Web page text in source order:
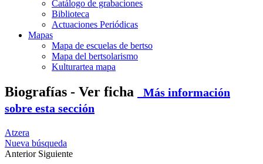
Catálogo de grabaciones
Biblioteca
Actuaciones Periódicas
Mapas
Mapa de escuelas de bertso
Mapa del bertsolarismo
Kulturartea mapa
Biografías - Ver ficha
Más información
sobre esta sección
Atzera
Nueva búsqueda
Anterior Siguiente